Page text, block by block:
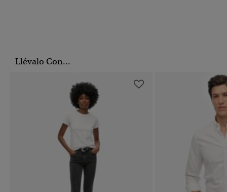
Llévalo Con...